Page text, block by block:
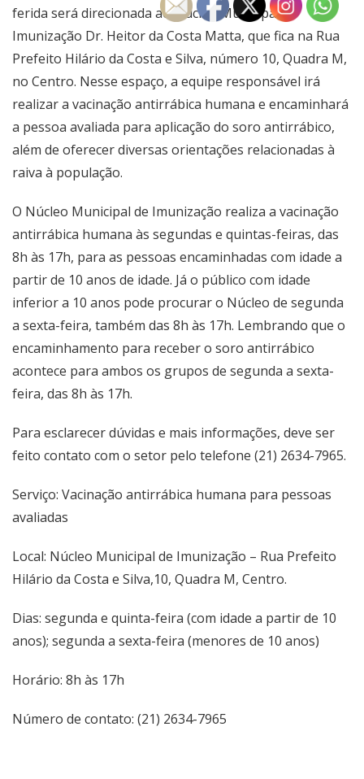
ferida será direcionada ao Núcleo Municipal de
Imunização Dr. Heitor da Costa Matta, que fica na Rua
Prefeito Hilário da Costa e Silva, número 10, Quadra M,
no Centro. Nesse espaço, a equipe responsável irá
realizar a vacinação antirrábica humana e encaminhará
a pessoa avaliada para aplicação do soro antirrábico,
além de oferecer diversas orientações relacionadas à
raiva à população.
O Núcleo Municipal de Imunização realiza a vacinação
antirrábica humana às segundas e quintas-feiras, das
8h às 17h, para as pessoas encaminhadas com idade a
partir de 10 anos de idade. Já o público com idade
inferior a 10 anos pode procurar o Núcleo de segunda
a sexta-feira, também das 8h às 17h. Lembrando que o
encaminhamento para receber o soro antirrábico
acontece para ambos os grupos de segunda a sexta-
feira, das 8h às 17h.
Para esclarecer dúvidas e mais informações, deve ser
feito contato com o setor pelo telefone (21) 2634-7965.
Serviço: Vacinação antirrábica humana para pessoas
avaliadas
Local: Núcleo Municipal de Imunização – Rua Prefeito
Hilário da Costa e Silva,10, Quadra M, Centro.
Dias: segunda e quinta-feira (com idade a partir de 10
anos); segunda a sexta-feira (menores de 10 anos)
Horário: 8h às 17h
Número de contato: (21) 2634-7965